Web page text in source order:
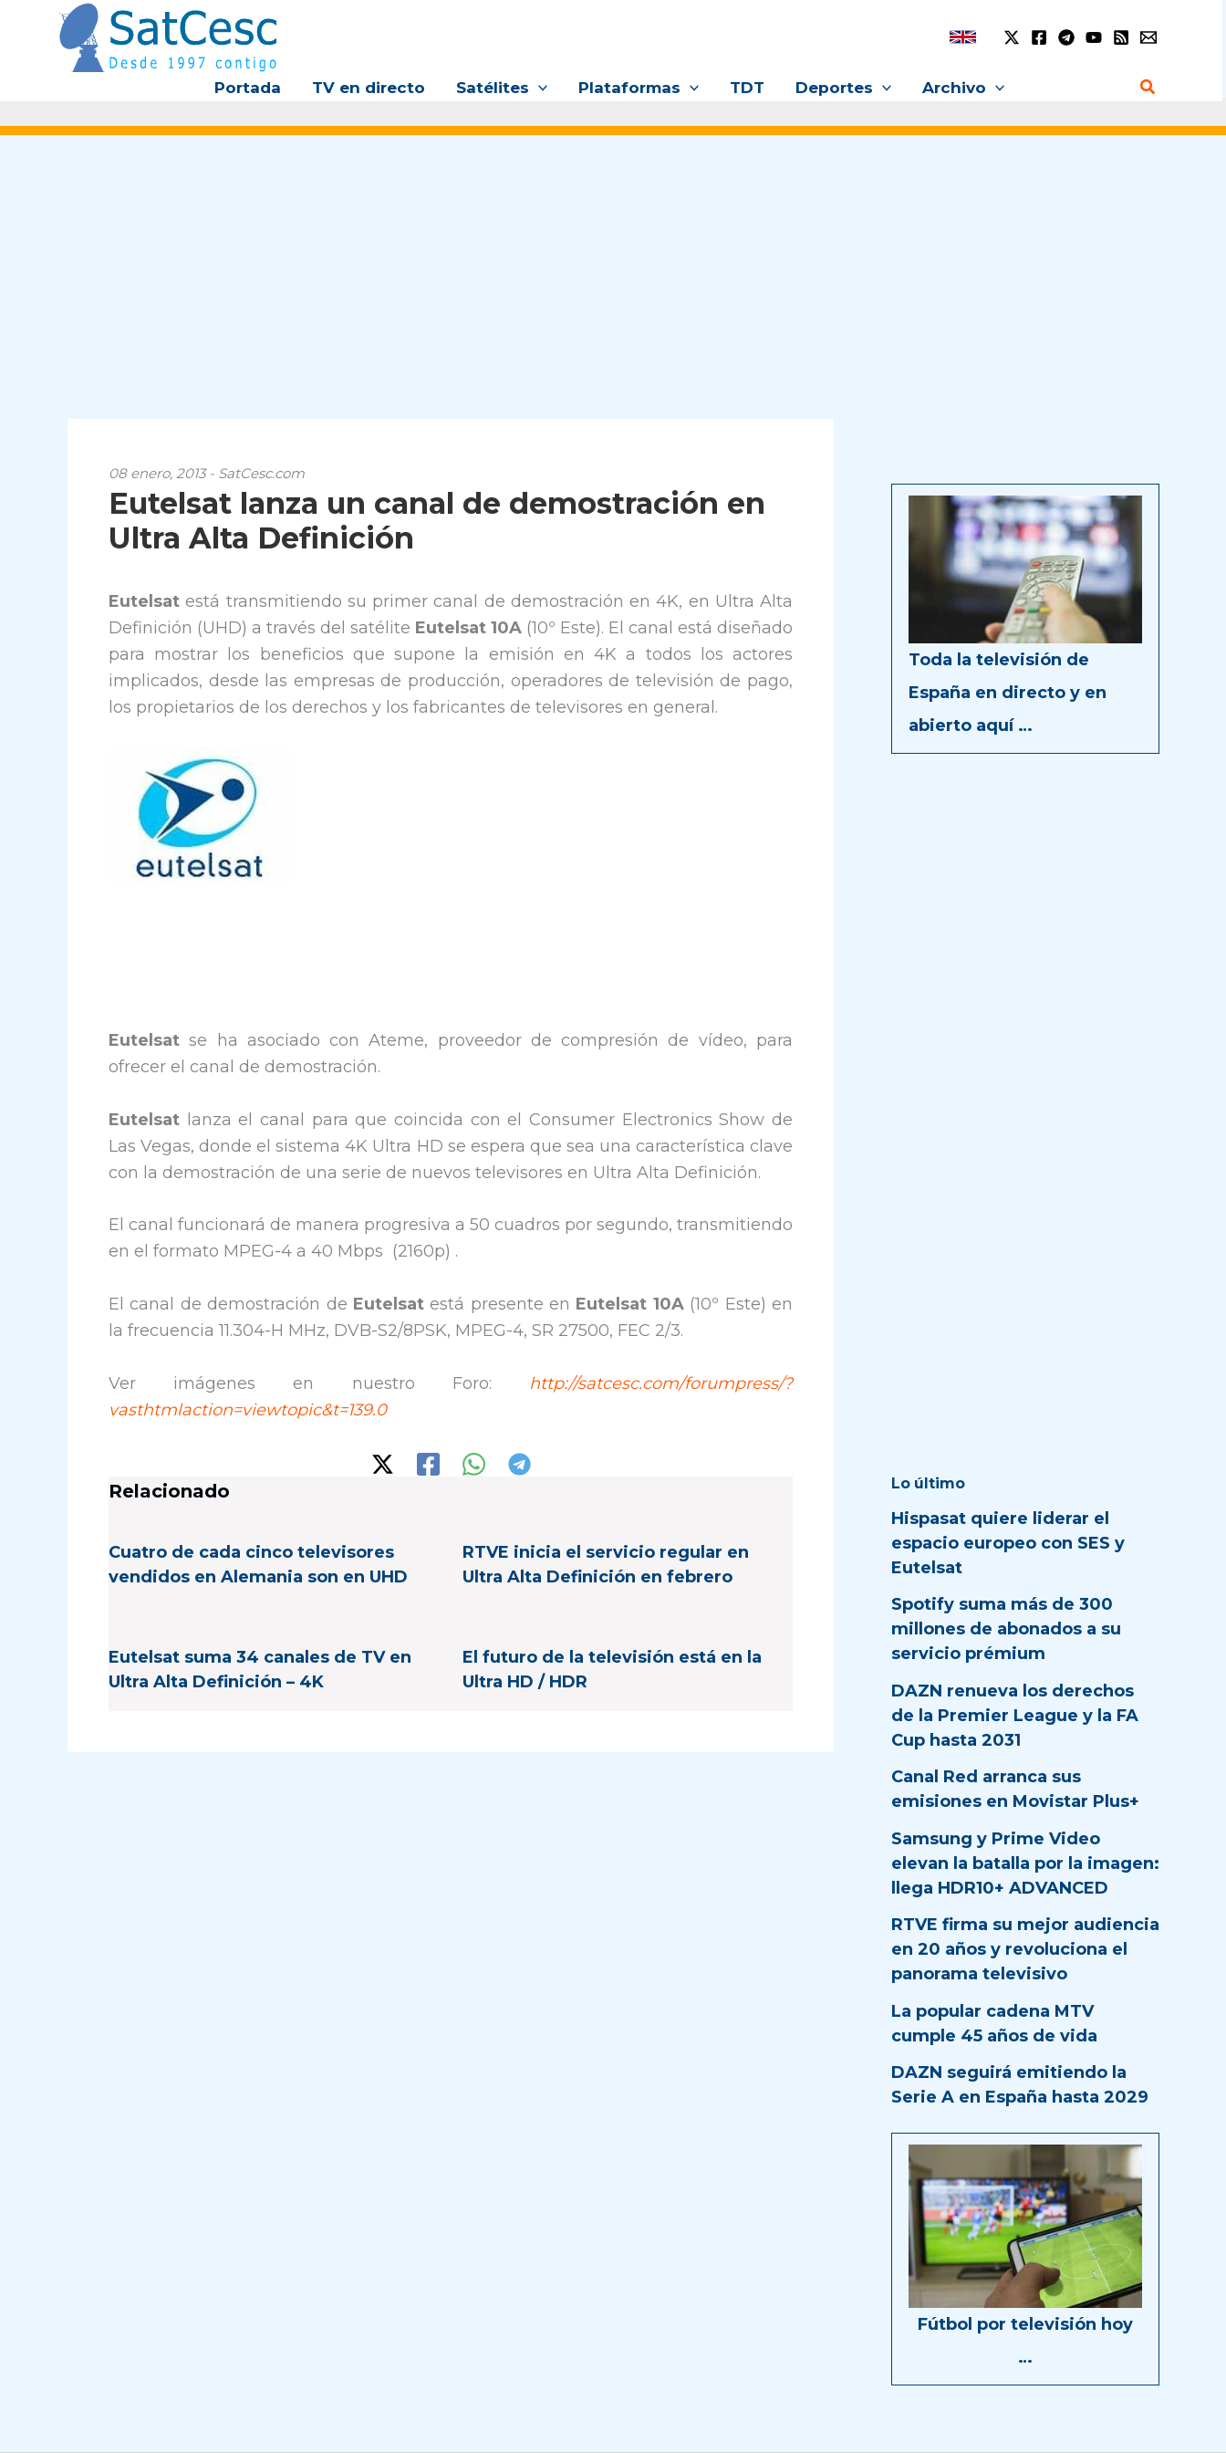
contenido
Portada TV en directo Satélites Plataformas TDT Deportes Archivo Buscar
08 enero, 2013 - SatCesc.com
Eutelsat lanza un canal de demostración en
Ultra Alta Definición
Eutelsat está transmitiendo su primer canal de demostración en 4K, en Ultra Alta
Definición (UHD) a través del satélite Eutelsat 10A (10º Este). El canal está diseñado
para mostrar los beneficios que supone la emisión en 4K a todos los actores
implicados, desde las empresas de producción, operadores de televisión de pago,
los propietarios de los derechos y los fabricantes de televisores en general.
Eutelsat se ha asociado con Ateme, proveedor de compresión de vídeo, para
ofrecer el canal de demostración.
Eutelsat lanza el canal para que coincida con el Consumer Electronics Show de
Las Vegas, donde el sistema 4K Ultra HD se espera que sea una característica clave
con la demostración de una serie de nuevos televisores en Ultra Alta Definición.
El canal funcionará de manera progresiva a 50 cuadros por segundo, transmitiendo
en el formato MPEG-4 a 40 Mbps (2160p) .
El canal de demostración de Eutelsatestá presente en Eutelsat 10A(10º Este) en
la frecuencia 11.304-H MHz, DVB-S2/8PSK, MPEG-4, SR 27500, FEC 2/3.
Ver imágenes en nuestro Foro: http://satcesc.com/forumpress/?
vasthtmlaction=viewtopic&t=139.0
Relacionado
Cuatro de cada cinco televisores
vendidos en Alemania son en UHD
RTVE inicia el servicio regular en
Ultra Alta Definición en febrero
Eutelsat suma 34 canales de TV en
Ultra Alta Definición – 4K
El futuro de la televisión está en la
Ultra HD / HDR
Toda la televisión de
España en directo y en
abierto aquí …
Lo último
Hispasat quiere liderar el
espacio europeo con SES y
Eutelsat
Spotify suma más de 300
millones de abonados a su
servicio prémium
DAZN renueva los derechos
de la Premier League y la FA
Cup hasta 2031
Canal Red arranca sus
emisiones en Movistar Plus+
Samsung y Prime Video
elevan la batalla por la imagen:
llega HDR10+ ADVANCED
RTVE firma su mejor audiencia
en 20 años y revoluciona el
panorama televisivo
La popular cadena MTV
cumple 45 años de vida
DAZN seguirá emitiendo la
Serie A en España hasta 2029
Fútbol por televisión hoy
…